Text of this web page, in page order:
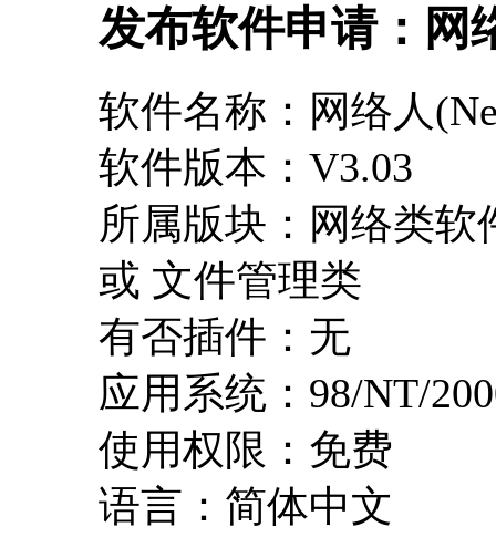
发布软件申请：网
软件名称：网络人
软件版本：V3.03
所属版块：网络类
或 文件管理类
有否插件：无
应用系统：98/NT/
使用权限：免费
语言：简体中文